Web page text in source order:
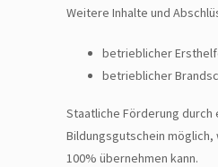
Weitere Inhalte und
betrieblicher
betrieblicher
Staatliche Förderung durch
Bildungsgutschein möglich,
100% übernehmen kann.